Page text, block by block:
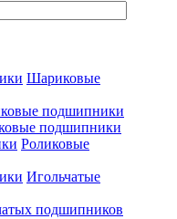
Шариковые
подшипники
подшипники
Роликовые
Игольчатые
подшипников